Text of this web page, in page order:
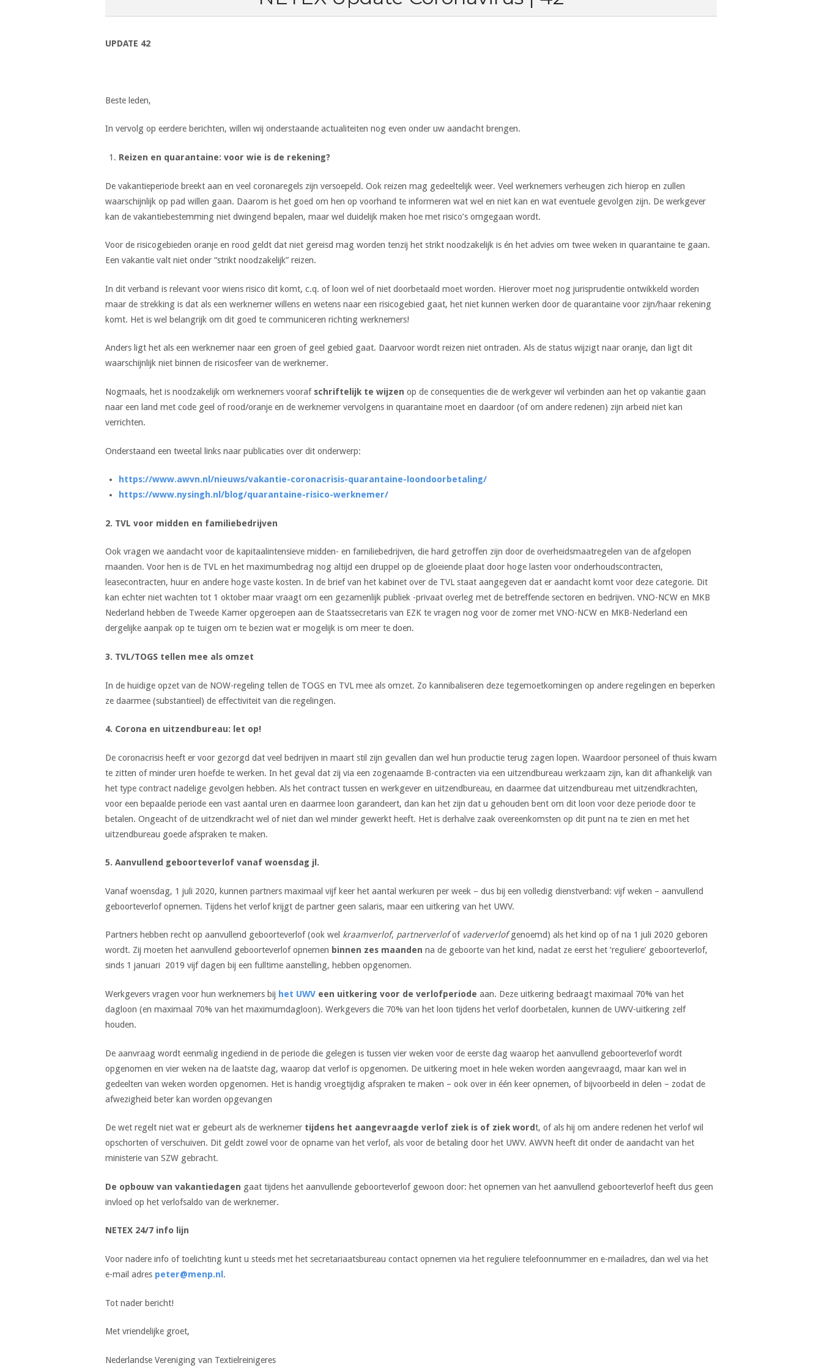
UPDATE 42
Beste leden,
In vervolg op eerdere berichten, willen wij onderstaande actualiteiten nog even onder uw aandacht brengen.
Reizen en quarantaine: voor wie is de rekening?
De vakantieperiode breekt aan en veel coronaregels zijn versoepeld. Ook reizen mag gedeeltelijk weer. Veel werknemers verheugen zich hierop en zullen
waarschijnlijk op pad willen gaan. Daarom is het goed om hen op voorhand te informeren wat wel en niet kan en wat eventuele gevolgen zijn. De werkgever
kan de vakantiebestemming niet dwingend bepalen, maar wel duidelijk maken hoe met risico’s omgegaan wordt.
Voor de risicogebieden oranje en rood geldt dat niet gereisd mag worden tenzij het strikt noodzakelijk is én het advies om twee weken in quarantaine te gaan.
Een vakantie valt niet onder “strikt noodzakelijk” reizen.
In dit verband is relevant voor wiens risico dit komt, c.q. of loon wel of niet doorbetaald moet worden. Hierover moet nog jurisprudentie ontwikkeld worden
maar de strekking is dat als een werknemer willens en wetens naar een risicogebied gaat, het niet kunnen werken door de quarantaine voor zijn/haar rekening
komt. Het is wel belangrijk om dit goed te communiceren richting werknemers!
Anders ligt het als een werknemer naar een groen of geel gebied gaat. Daarvoor wordt reizen niet ontraden. Als de status wijzigt naar oranje, dan ligt dit
waarschijnlijk niet binnen de risicosfeer van de werknemer.
Nogmaals, het is noodzakelijk om werknemers vooraf schriftelijk te wijzen op de consequenties die de werkgever wil verbinden aan het op vakantie gaan
naar een land met code geel of rood/oranje en de werknemer vervolgens in quarantaine moet en daardoor (of om andere redenen) zijn arbeid niet kan
verrichten.
Onderstaand een tweetal links naar publicaties over dit onderwerp:
https://www.awvn.nl/nieuws/vakantie-coronacrisis-quarantaine-loondoorbetaling/
https://www.nysingh.nl/blog/quarantaine-risico-werknemer/
2. TVL voor midden en familiebedrijven
Ook vragen we aandacht voor de kapitaalintensieve midden- en familiebedrijven, die hard getroffen zijn door de overheidsmaatregelen van de afgelopen
maanden. Voor hen is de TVL en het maximumbedrag nog altijd een druppel op de gloeiende plaat door hoge lasten voor onderhoudscontracten,
leasecontracten, huur en andere hoge vaste kosten. In de brief van het kabinet over de TVL staat aangegeven dat er aandacht komt voor deze categorie. Dit
kan echter niet wachten tot 1 oktober maar vraagt om een gezamenlijk publiek -privaat overleg met de betreffende sectoren en bedrijven. VNO-NCW en MKB
Nederland hebben de Tweede Kamer opgeroepen aan de Staatssecretaris van EZK te vragen nog voor de zomer met VNO-NCW en MKB-Nederland een
dergelijke aanpak op te tuigen om te bezien wat er mogelijk is om meer te doen.
3. TVL/TOGS tellen mee als omzet
In de huidige opzet van de NOW-regeling tellen de TOGS en TVL mee als omzet. Zo kannibaliseren deze tegemoetkomingen op andere regelingen en beperken
ze daarmee (substantieel) de effectiviteit van die regelingen.
4. Corona en uitzendbureau: let op!
De coronacrisis heeft er voor gezorgd dat veel bedrijven in maart stil zijn gevallen dan wel hun productie terug zagen lopen. Waardoor personeel of thuis kwam
te zitten of minder uren hoefde te werken. In het geval dat zij via een zogenaamde B-contracten via een uitzendbureau werkzaam zijn, kan dit afhankelijk van
het type contract nadelige gevolgen hebben. Als het contract tussen en werkgever en uitzendbureau, en daarmee dat uitzendbureau met uitzendkrachten,
voor een bepaalde periode een vast aantal uren en daarmee loon garandeert, dan kan het zijn dat u gehouden bent om dit loon voor deze periode door te
betalen. Ongeacht of de uitzendkracht wel of niet dan wel minder gewerkt heeft. Het is derhalve zaak overeenkomsten op dit punt na te zien en met het
uitzendbureau goede afspraken te maken.
5. Aanvullend geboorteverlof vanaf woensdag jl.
Vanaf woensdag, 1 juli 2020, kunnen partners maximaal vijf keer het aantal werkuren per week – dus bij een volledig dienstverband: vijf weken – aanvullend
geboorteverlof opnemen. Tijdens het verlof krijgt de partner geen salaris, maar een uitkering van het UWV.
Partners hebben recht op aanvullend geboorteverlof (ook wel kraamverlof, partnerverlofof vaderverlofgenoemd) als het kind op of na 1 juli 2020 geboren
wordt. Zij moeten het aanvullend geboorteverlof opnemen binnen zes maanden na de geboorte van het kind, nadat ze eerst het ‘reguliere’ geboorteverlof,
sinds 1 januari 2019 vijf dagen bij een fulltime aanstelling, hebben opgenomen.
Werkgevers vragen voor hun werknemers bij het UWV een uitkering voor de verlofperiode aan. Deze uitkering bedraagt maximaal 70% van het
dagloon (en maximaal 70% van het maximumdagloon). Werkgevers die 70% van het loon tijdens het verlof doorbetalen, kunnen de UWV-uitkering zelf
houden.
De aanvraag wordt eenmalig ingediend in de periode die gelegen is tussen vier weken voor de eerste dag waarop het aanvullend geboorteverlof wordt
opgenomen en vier weken na de laatste dag, waarop dat verlof is opgenomen. De uitkering moet in hele weken worden aangevraagd, maar kan wel in
gedeelten van weken worden opgenomen. Het is handig vroegtijdig afspraken te maken – ook over in één keer opnemen, of bijvoorbeeld in delen – zodat de
afwezigheid beter kan worden opgevangen
De wet regelt niet wat er gebeurt als de werknemer tijdens het aangevraagde verlof ziek is of ziek wordt, of als hij om andere redenen het verlof wil
opschorten of verschuiven. Dit geldt zowel voor de opname van het verlof, als voor de betaling door het UWV. AWVN heeft dit onder de aandacht van het
ministerie van SZW gebracht.
De opbouw van vakantiedagen gaat tijdens het aanvullende geboorteverlof gewoon door: het opnemen van het aanvullend geboorteverlof heeft dus geen
invloed op het verlofsaldo van de werknemer.
NETEX 24/7 info lijn
Voor nadere info of toelichting kunt u steeds met het secretariaatsbureau contact opnemen via het reguliere telefoonnummer en e-mailadres, dan wel via het
e-mail adres peter@menp.nl .
Tot nader bericht!
Met vriendelijke groet,
Nederlandse Vereniging van Textielreinigeres